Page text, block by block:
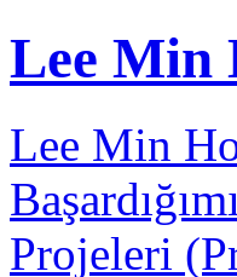
Lee Min
Lee Min
Projeleri